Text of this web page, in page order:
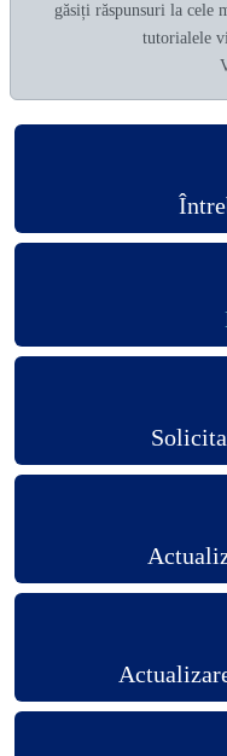
găsiți răspunsuri la cele
tutorialele